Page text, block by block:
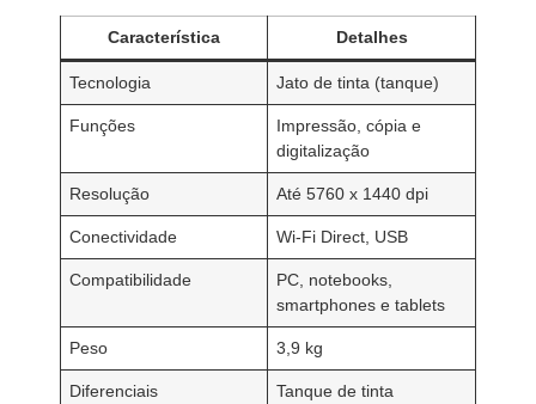
Característica Detalhes
Tecnologia Jato de tinta (tanque)
Funções
Impressão, cópia e
digitalização
Resolução Até 5760 x 1440 dpi
Conectividade Wi-Fi Direct, USB
Compatibilidade
PC, notebooks,
smartphones e tablets
Peso 3,9 kg
Diferenciais
Tanque de tinta